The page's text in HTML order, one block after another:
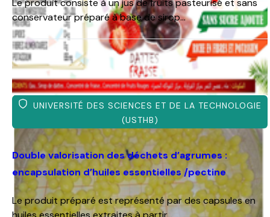
sans conservateur préparé à base de sirop...
UNIVERSITÉ DES SCIENCES ET DE LA
TECHNOLOGIE (USTHB)
Double valorisation des déchets
d’agrumes : encapsulation d’huiles
essentielles /pectine
Le produit préparé est représenté par des capsules